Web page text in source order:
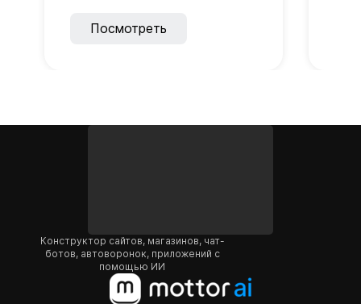
Посмотреть
Конструктор сайтов, магазинов, чат-
ботов, автоворонок, приложений с
помощью ИИ